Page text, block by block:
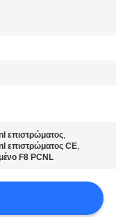
επιστρώματος,
επιστρώματος CE,
F8 PCNL